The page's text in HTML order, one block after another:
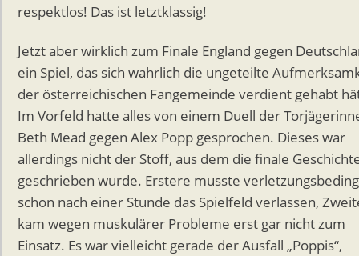
respektlos! Das ist letztklassig!
Jetzt aber wirklich zum Finale England gegen
ein Spiel, das sich wahrlich die ungeteilte
der österreichischen Fangemeinde verdient gehabt
Im Vorfeld hatte alles von einem Duell der
Beth Mead gegen Alex Popp gesprochen. Dieses war
allerdings nicht der Stoff, aus dem die finale
geschrieben wurde. Erstere musste
schon nach einer Stunde das Spielfeld verlassen,
kam wegen muskulärer Probleme erst gar nicht zum
Einsatz. Es war vielleicht gerade der Ausfall „Poppis“,